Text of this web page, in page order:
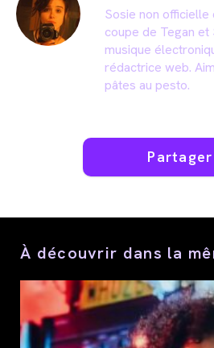
Sosie non officielle
coupe de Tegan et
musique
rédactrice web.
pâtes au pesto.
Partager
À découvrir dans la